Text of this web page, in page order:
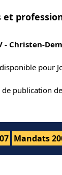
- Christen-
pour
publication
Mandats